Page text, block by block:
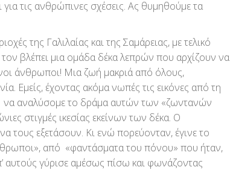
τις ανθρώπινες σχέσεις. Ας θυμηθούμε τα
της Γαλιλαίας και της Σαμάρειας, με τελικό
βλέπει μια ομάδα δέκα λεπρών που αρχίζουν να
άνθρωποι! Μια ζωή μακριά από όλους,
Εμείς, έχοντας ακόμα νωπές τις εικόνες από τη
να αναλύσομε το δράμα αυτών των «ζωντανών
στιγμές ικεσίας εκείνων των δέκα. Ο
τους εξετάσουν. Κι ενώ πορεύονταν, έγινε το
από «φαντάσματα του πόνου» που ήταν,
αυτούς γύρισε αμέσως πίσω και φωνάζοντας